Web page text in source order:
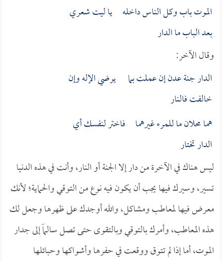
الموت باب وكل الناس داخله يا ليت شعري
بعد الباب ما الدار
وقال الآخر:
الدار جنة عدن إن عملت بما يرضي الإله وإن
خالفت فالنار
هما محلان ما للمرء غيرهما فاختر لنفسك أي
الدار تختار
ليس هناك في الآخرة من دار إلا الجنة أو النار، وأنت في هذه الدنيا
تسير، وسيرك فيها يجب أن يكون فيه نوع من التوقي والحماية؛ لأنك
معرض فيها لمعاطب ومشاكل، والله أوجدك على ظهرها وجعل لك
هذه المعاطب، وأمرك بالتوقي وبالتقوى حتى تصل سالماً إلى جدار
الموت، أما إذا لم تتوق ووقعت في حفرها وأشواكها وحبائلها